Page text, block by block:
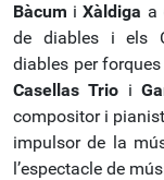
Bàcum iXàldiga a
de diables i els
diables per
Casellas Trio i
compositor i
impulsor de la
l’espectacle de